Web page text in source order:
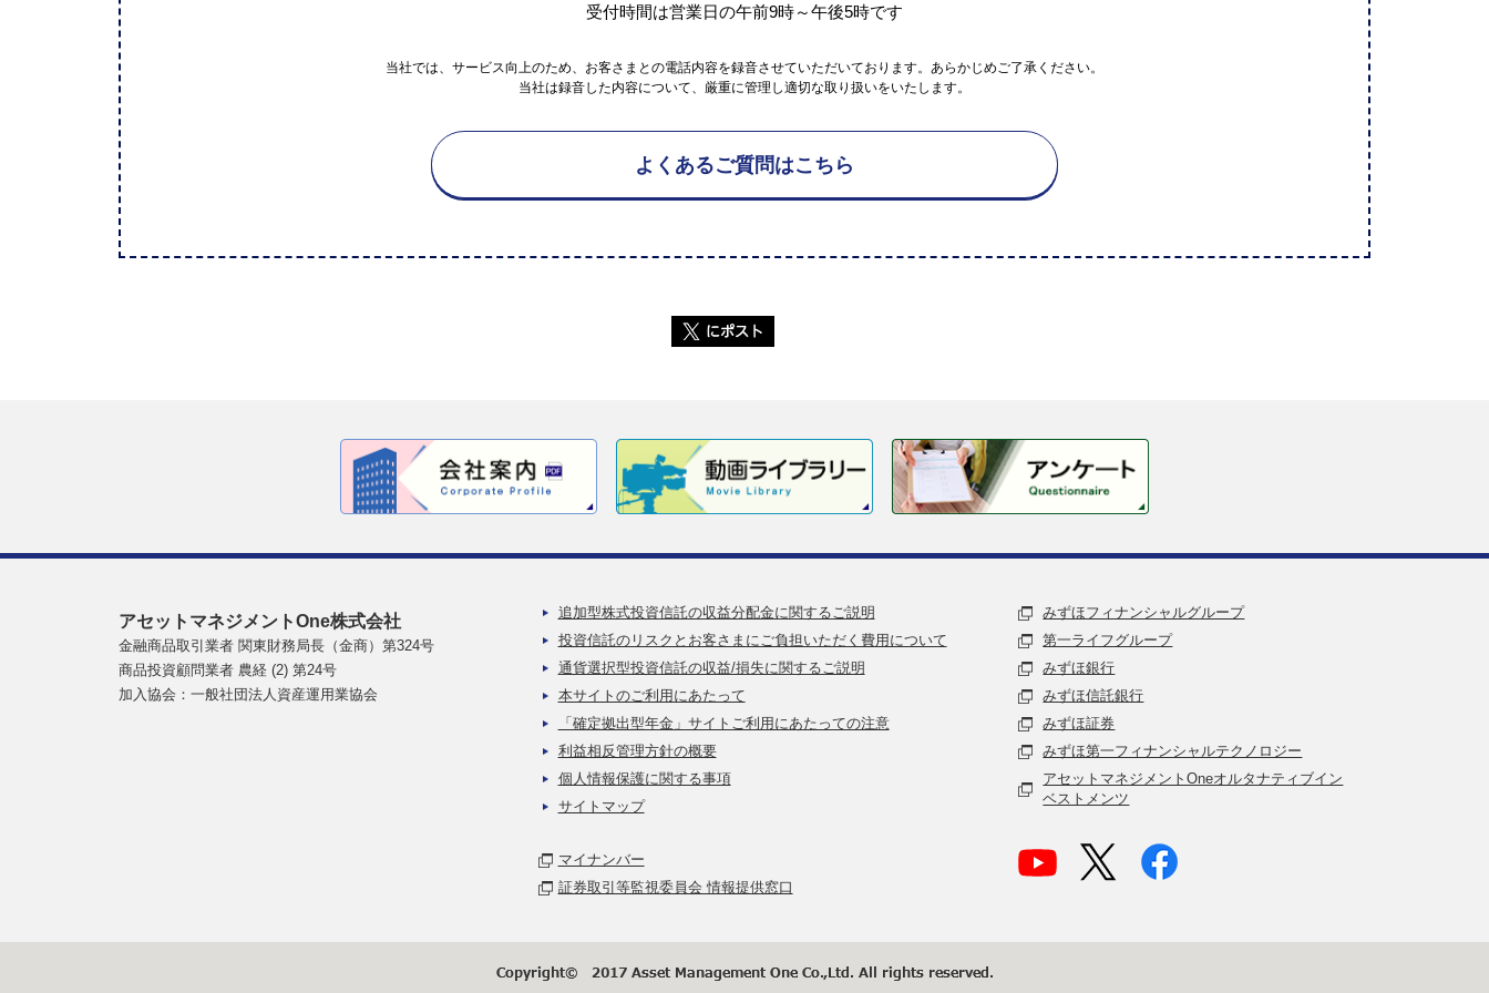
受付時間は営業日の午前9時～午後5時です
当社では、サービス向上のため、お客さまとの電話内容を録音させていただいております。あらかじめご了承ください。
当社は録音した内容について、厳重に管理し適切な取り扱いをいたします。
よくあるご質問はこちら
追加型株式投資信託の収益分配金に関するご説明
投資信託のリスクとお客さまにご負担いただく費用について
通貨選択型投資信託の収益/損失に関するご説明
本サイトのご利用にあたって
「確定拠出型年金」サイトご利用にあたっての注意
利益相反管理方針の概要
個人情報保護に関する事項
サイトマップ
マイナンバー
証券取引等監視委員会 情報提供窓口
みずほフィナンシャルグループ
第一ライフグループ
みずほ銀行
みずほ信託銀行
みずほ証券
みずほ第一フィナンシャルテクノロジー
アセットマネジメントOneオルタナティブイン
ベストメンツ
アセットマネジメントOne株式会社
金融商品取引業者 関東財務局長（金商）第324号
商品投資顧問業者 農経 (2) 第24号
加入協会：一般社団法人資産運用業協会